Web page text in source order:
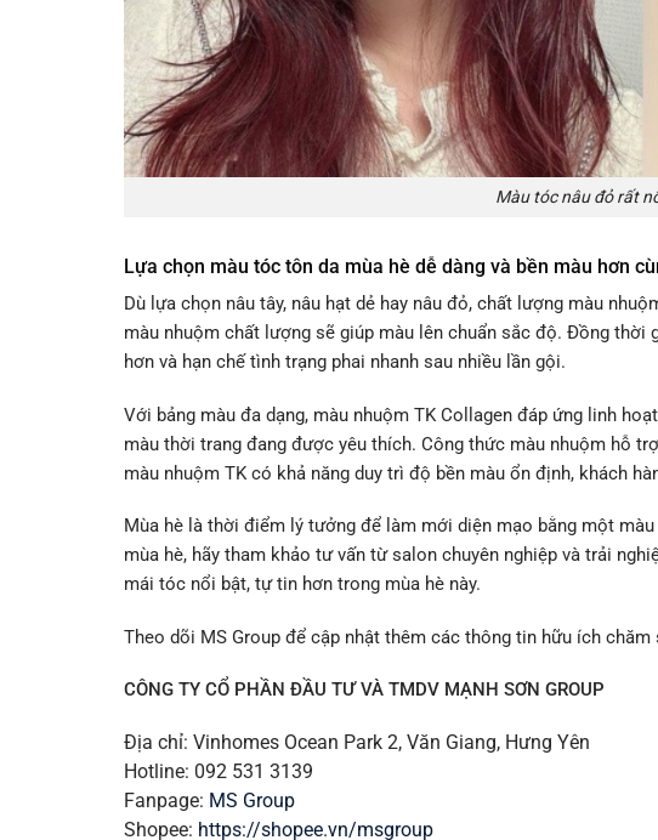
Màu tóc nâu đỏ rất
Lựa chọn màu tóc tôn da mùa hè dễ dàng và bền màu hơn
Dù lựa chọn nâu tây, nâu hạt dẻ hay nâu đỏ, chất lượng màu
màu nhuộm chất lượng sẽ giúp màu lên chuẩn sắc độ. Đồng
hơn và hạn chế tình trạng phai nhanh sau nhiều lần gội.
Với bảng màu đa dạng, màu nhuộm TK Collagen đáp ứng linh
màu thời trang đang được yêu thích. Công thức màu nhuộm hỗ
màu nhuộm TK có khả năng duy trì độ bền màu ổn định, khách
Mùa hè là thời điểm lý tưởng để làm mới diện mạo bằng một
mùa hè, hãy tham khảo tư vấn từ salon chuyên nghiệp và trải
mái tóc nổi bật, tự tin hơn trong mùa hè này.
Theo dõi MS Group để cập nhật thêm các thông tin hữu ích
CÔNG TY CỔ PHẦN ĐẦU TƯ VÀ TMDV MẠNH SƠN GROUP
Địa chỉ: Vinhomes Ocean Park 2, Văn Giang, Hưng Yên
Hotline: 092 531 3139
Fanpage: MS Group
Shopee: https://shopee.vn/msgroup